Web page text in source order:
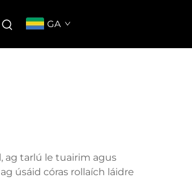
GA
ag tarlú le tuairim agus
úsáid córas rollaích láidre